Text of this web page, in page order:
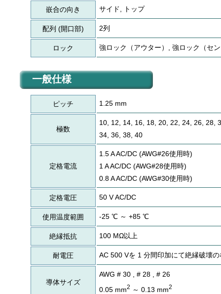
嵌合の向き サイド, トップ
配列 (開口部) 2列
ロック 強ロック（アウター）, 強ロック（セ
一般仕様
ピッチ 1.25 mm
極数
10, 12, 14, 16, 18, 20, 22, 24, 26, 28,
34, 36, 38, 40
定格電流
1.5 A AC/DC (AWG#26使用時)
1 A AC/DC (AWG#28使用時)
0.8 A AC/DC (AWG#30使用時)
定格電圧 50 V AC/DC
使用温度範囲 -25 ℃ ～ +85 ℃
絶縁抵抗 100 MΩ以上
耐電圧 AC 500 Vを 1 分間印加にて絶縁破壊
導体サイズ
AWG # 30 , # 28 , # 26
0.05 mm2 ～ 0.13 mm2